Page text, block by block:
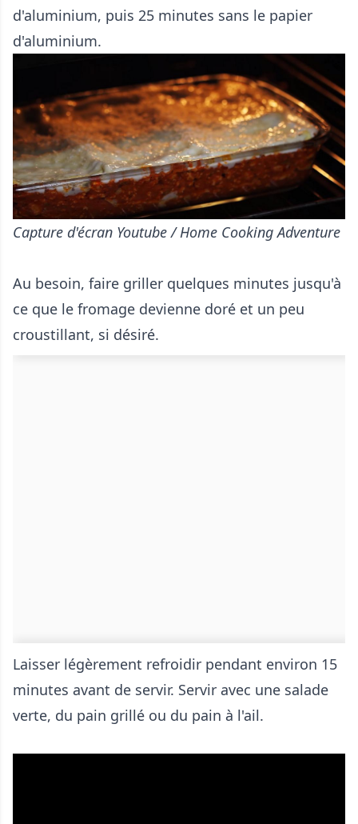
d'aluminium, puis 25 minutes sans le papier
d'aluminium.
Capture d'écran Youtube / Home Cooking Adventure
Au besoin, faire griller quelques minutes jusqu'à
ce que le fromage devienne doré et un peu
croustillant, si désiré.
Laisser légèrement refroidir pendant environ 15
minutes avant de servir. Servir avec une salade
verte, du pain grillé ou du pain à l'ail.